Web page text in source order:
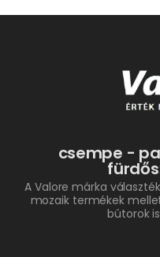
csempe -
A Valore márka
mozaik termékek
bútorok